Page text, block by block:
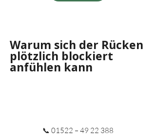
Warum sich der Rücken
plötzlich blockiert
anfühlen kann
📞 01522 – 49 22 388